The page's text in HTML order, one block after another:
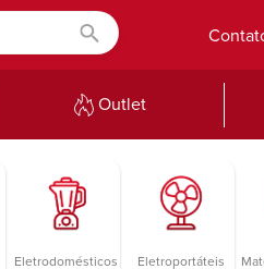
Outlet
Eletrodomésticos Eletroportáteis